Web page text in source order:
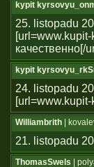
kypit
25. listopadu
[url=www.kupit-
качественно[/
kypit
24. listopadu
Williambrith |
21. listopadu
ThomasSwels |